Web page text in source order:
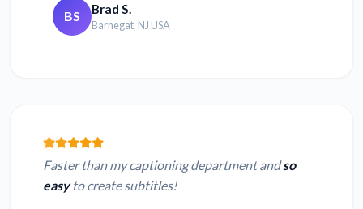
BS Brad S.
Barnegat, NJ USA
Faster than my captioning department andso
easyto create subtitles!